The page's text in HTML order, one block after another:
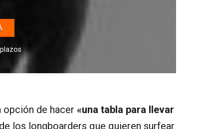
opción de hacer «una tabla para llevar
los longboarders que quieren surfear